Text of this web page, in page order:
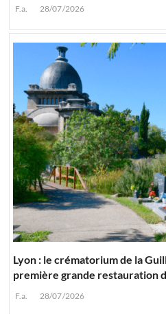
F.a. 28/07/2026
Lyon : le crématorium de la
première grande restauration
F.a. 28/07/2026